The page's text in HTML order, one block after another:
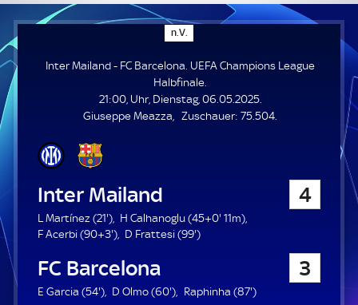
Inter Mailand - FC Barcelona; UEFA Champions League
n.V.
.
Inter Mailand - FC Barcelona. UEFA Champions League
Halbfinale.
21:00, Uhr, Dienstag, 06.05.2025.
Giuseppe Meazza
Zuschauer: Z
u
75.504.
Inter Mailand 4
L Martínez (21'2
1
m
n
) H Calhanoglu (45+0' 4
n
11m)
F Acerbi (90+3'9
.
i
) D Frattesi (99'9
i
)
FC Barcelona 3
E Garcia (54'5
) D Olmo (60'6
) Raphinha (87'8
)